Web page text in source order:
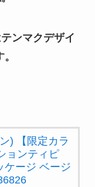
ンマクデザイ
) 【限定カラ
ョンティピ
ケージ ベージ